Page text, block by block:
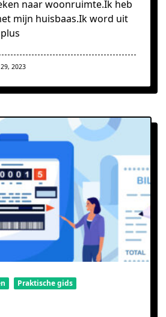
naar woonruimte.Ik heb
mijn huisbaas.Ik word uit
29, 2023
Praktische gids